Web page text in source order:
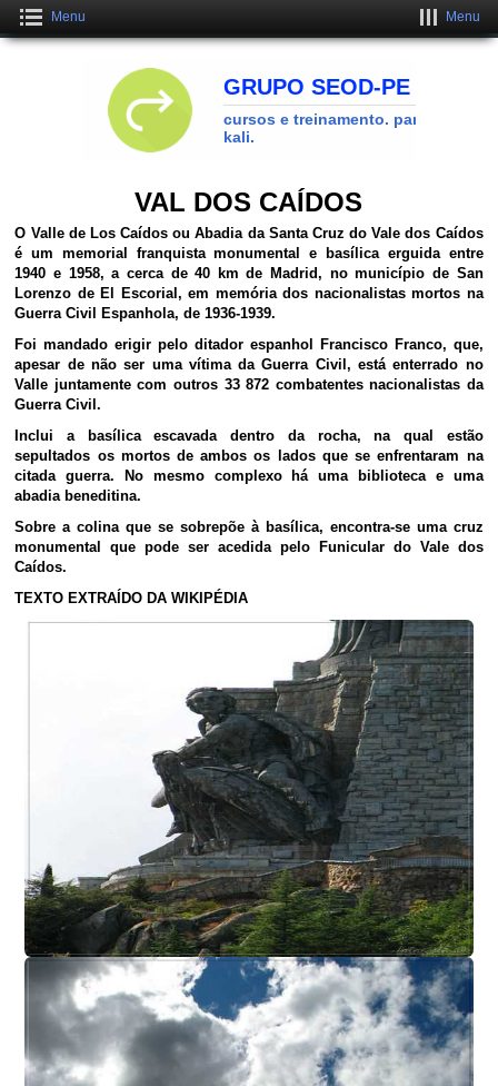
Menu Menu
VAL DOS CAÍDOS
O Valle de Los Caídos ou Abadia da Santa Cruz do Vale dos Caídos
é um memorial franquista monumental e basílica erguida entre
1940 e 1958, a cerca de 40 km de Madrid, no município de San
Lorenzo de El Escorial, em memória dos nacionalistas mortos na
Guerra Civil Espanhola, de 1936-1939.
Foi mandado erigir pelo ditador espanhol Francisco Franco, que,
apesar de não ser uma vítima da Guerra Civil, está enterrado no
Valle juntamente com outros 33 872 combatentes nacionalistas da
Guerra Civil.
Inclui a basílica escavada dentro da rocha, na qual estão
sepultados os mortos de ambos os lados que se enfrentaram na
citada guerra. No mesmo complexo há uma biblioteca e uma
abadia beneditina.
Sobre a colina que se sobrepõe à basílica, encontra-se uma cruz
monumental que pode ser acedida pelo Funicular do Vale dos
Caídos.
TEXTO EXTRAÍDO DA WIKIPÉDIA
Crie uma Loja Online Grátis